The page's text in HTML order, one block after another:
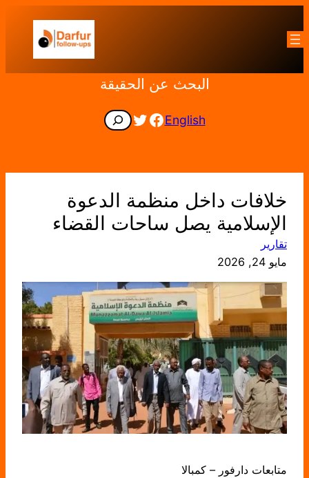
إلى
المحتوى
البحث عن الحقيقة
English
Facebook
Twitter
Search
خلافات داخل منظمة الدعوة
الإسلامية يصل ساحات القضاء
تقارير
مايو 24, 2026
متابعات دارفور – كمبالا